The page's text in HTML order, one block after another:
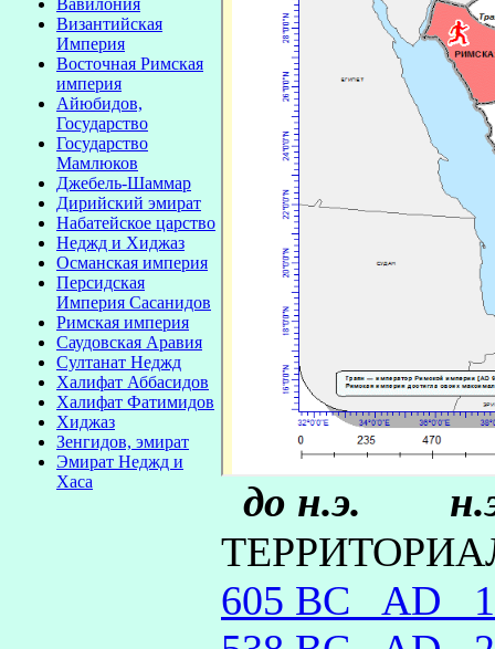
Византийская
Империя
Восточная Римская
империя
Айюбидов,
Государство
Государство
Мамлюков
Джебель-Шаммар
Дирийский эмират
Набатейское царство
Неджд и Хиджаз
Османская империя
Персидская
Империя Сасанидов
Римская империя
Саудовская Аравия
Султанат Неджд
Халифат Аббасидов
Халифат Фатимидов
Хиджаз
Зенгидов, эмират
Эмират Неджд и
Хаса
до н.э.
605 BC AD